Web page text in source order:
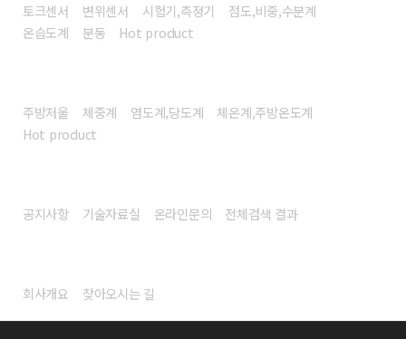
토크센서 변위센서 시험기,측정기
점도,비중,수분계
온습도계
분동 Hot product
주방저울 체중계 염도계,당도계
체온계,주방온도계
Hot product
공지사항 기술자료실 온라인문의 전체검색 결과
회사개요 찾아오시는 길